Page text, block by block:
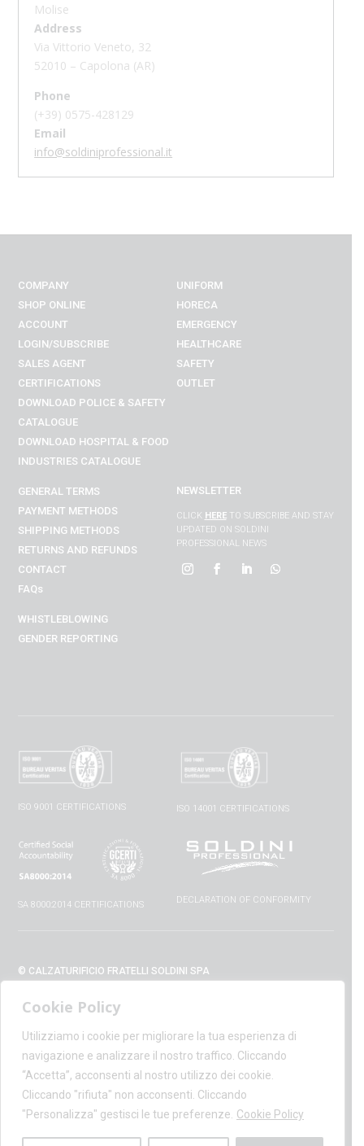
Cookie Policy
Utilizziamo i cookie per migliorare la tua esperienza di
navigazione e analizzare il nostro traffico. Cliccando
“Accetta”, acconsenti al nostro utilizzo dei cookie.
Cliccando "rifiuta" non acconsenti. Cliccando
"Personalizza" gestisci le tue preferenze. Cookie Policy
Molise
Address
Via Vittorio Veneto, 32
52010 – Capolona (AR)
Phone
(+39) 0575-428129
Email
info@soldiniprofessional.it
COMPANY
SHOP ONLINE
ACCOUNT
LOGIN/SUBSCRIBE
SALES AGENT
CERTIFICATIONS
DOWNLOAD POLICE & SAFETY
CATALOGUE
DOWNLOAD HOSPITAL & FOOD
INDUSTRIES CATALOGUE
UNIFORM
HORECA
EMERGENCY
HEALTHCARE
SAFETY
OUTLET
GENERAL TERMS
PAYMENT METHODS
SHIPPING METHODS
RETURNS AND REFUNDS
CONTACT
FAQs
WHISTLEBLOWING
GENDER REPORTING
NEWSLETTER
CLICK HERETO SUBSCRIBE AND STAY
UPDATED ON SOLDINI
PROFESSIONAL NEWS
ISO 9001 CERTIFICATIONS ISO 14001 CERTIFICATIONS
SA 8000:2014 CERTIFICATIONS DECLARATION OF CONFORMITY
© CALZATURIFICIO FRATELLI SOLDINI SPA
+39 0575 428129 - FAX +39 0575 420254
SUPPORT@CALZATURIFICIOSOLDINI.IT
AMMINISTRAZIONE@PEC.CALZATURIFICIOSOLDINI.COM
P.IVA IT00100020510 - REA AR19984
CAPITALE SOCIALE € 1,170,800.00